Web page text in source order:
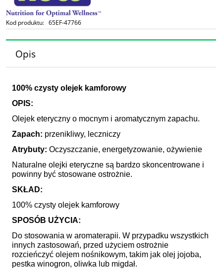
Kod produktu: 65EF-47766
Opis
100% czysty olejek kamforowy
OPIS:
Olejek eteryczny o mocnym i aromatycznym zapachu.
Zapach: przenikliwy, leczniczy
Atrybuty: Oczyszczanie, energetyzowanie, ożywienie
Naturalne olejki eteryczne są bardzo skoncentrowane i
powinny być stosowane ostrożnie.
SKŁAD:
100% czysty olejek kamforowy
SPOSÓB UŻYCIA:
Do stosowania w aromaterapii. W przypadku wszystkich
innych zastosowań, przed użyciem ostrożnie
rozcieńczyć olejem nośnikowym, takim jak olej jojoba,
pestka winogron, oliwka lub migdał.